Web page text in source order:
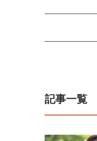
記事一覧